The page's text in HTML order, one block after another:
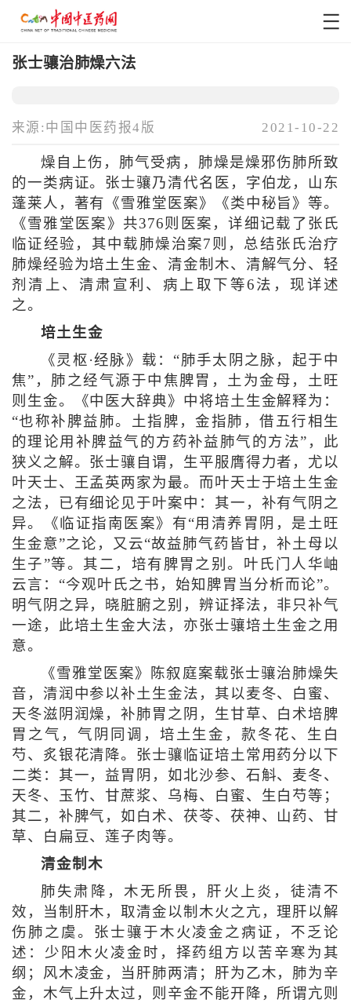
张士骧治肺燥六法
来源:中国中医药报4版 2021-10-22
燥自上伤，肺气受病，肺燥是燥邪伤肺所致
的一类病证。张士骧乃清代名医，字伯龙，山东
蓬莱人，著有《雪雅堂医案》《类中秘旨》等。
《雪雅堂医案》共376则医案，详细记载了张氏
临证经验，其中载肺燥治案7则，总结张氏治疗
肺燥经验为培土生金、清金制木、清解气分、轻
剂清上、清肃宣利、病上取下等6法，现详述
之。
培土生金
《灵枢·经脉》载：“肺手太阴之脉，起于中
焦”，肺之经气源于中焦脾胃，土为金母，土旺
则生金。《中医大辞典》中将培土生金解释为：
“也称补脾益肺。土指脾，金指肺，借五行相生
的理论用补脾益气的方药补益肺气的方法”，此
狭义之解。张士骧自谓，生平服膺得力者，尤以
叶天士、王孟英两家为最。而叶天士于培土生金
之法，已有细论见于叶案中：其一，补有气阴之
异。《临证指南医案》有“用清养胃阴，是土旺
生金意”之论，又云“故益肺气药皆甘，补土母以
生子”等。其二，培有脾胃之别。叶氏门人华岫
云言：“今观叶氏之书，始知脾胃当分析而论”。
明气阴之异，晓脏腑之别，辨证择法，非只补气
一途，此培土生金大法，亦张士骧培土生金之用
意。
《雪雅堂医案》陈叙庭案载张士骧治肺燥失
音，清润中参以补土生金法，其以麦冬、白蜜、
天冬滋阴润燥，补肺胃之阴，生甘草、白术培脾
胃之气，气阴同调，培土生金，款冬花、生白
芍、炙银花清降。张士骧临证培土常用药分以下
二类：其一，益胃阴，如北沙参、石斛、麦冬、
天冬、玉竹、甘蔗浆、乌梅、白蜜、生白芍等；
其二，补脾气，如白术、茯苓、茯神、山药、甘
草、白扁豆、莲子肉等。
清金制木
肺失肃降，木无所畏，肝火上炎，徒清不
效，当制肝木，取清金以制木火之亢，理肝以解
伤肺之虞。张士骧于木火凌金之病证，不乏论
述：少阳木火凌金时，择药组方以苦辛寒为其
纲；风木凌金，当肝肺两清；肝为乙木，肺为辛
金，木气上升太过，则辛金不能开降，所谓亢则